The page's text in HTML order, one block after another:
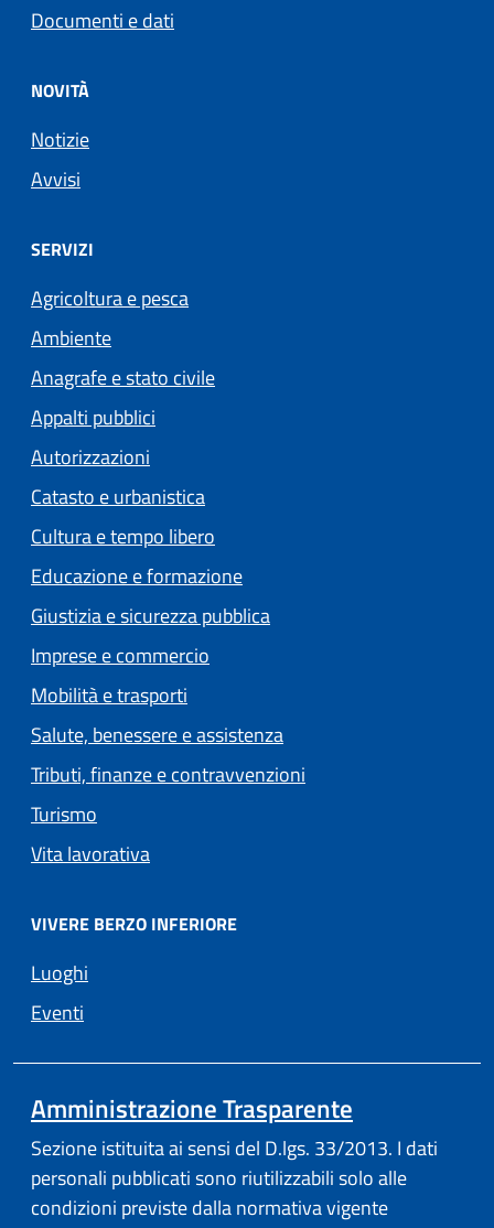
Documenti e dati
NOVITÀ
Notizie
Avvisi
SERVIZI
Agricoltura e pesca
Ambiente
Anagrafe e stato civile
Appalti pubblici
Autorizzazioni
Catasto e urbanistica
Cultura e tempo libero
Educazione e formazione
Giustizia e sicurezza pubblica
Imprese e commercio
Mobilità e trasporti
Salute, benessere e assistenza
Tributi, finanze e contravvenzioni
Turismo
Vita lavorativa
VIVERE BERZO INFERIORE
Luoghi
Eventi
Amministrazione Trasparente
Sezione istituita ai sensi del D.lgs. 33/2013. I dati
personali pubblicati sono riutilizzabili solo alle
condizioni previste dalla normativa vigente